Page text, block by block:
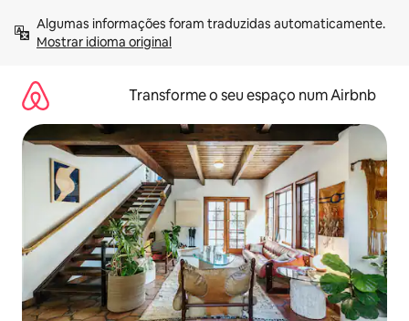
para
Mostrar idioma original
Transforme o seu espaço num Airbnb